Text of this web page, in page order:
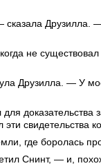
Друзилла.
не существовал
Друзилла. — У
доказательства
эти свидетельства
где боролась
Снинт, — и,